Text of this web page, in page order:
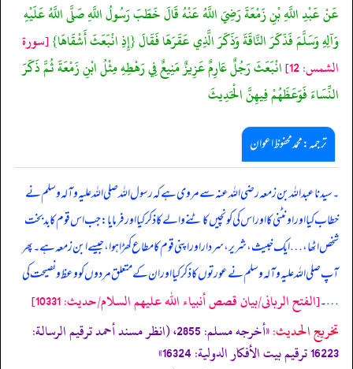
عَنْ عَبْدِ اللَّهِ بْنِ زَمْعَةَ رَضِيَ اللَّهُ عَنْهُ قَالَ خَطَبَ رَسُولُ اللَّهِ صَلَّى اللَّهُ عَلَيْهِ
وَآلِهِ وَسَلَّمَ فَذَكَرَ النَّاقَةَ وَذَكَرَ الَّذِي عَقَرَهَا فَقَالَ {إِذِ انْبَعَثَ أَشْقَاهَا}[سورة
الشمس: 12]
انْبَعَثَ رَجُلٌ عَارِمٌ عَزِيزٌ مَنِيعٌ فِي رَهْطِهِ مِثْلُ ابْنِ زَمْعَةَ ثُمَّ ذَكَرَ
النِّسَاءَ فَوَعَظَهُمْ فِيهِنَّ الْحَدِيثَ
ترجمہ:محمد محفوظ اعوان
۔ سیدنا عبدا للہ بن زمعہ رضی اللہ عنہ سے مروی ہے کہ رسول اللہ صلی اللہ علیہ وآلہ وسلم نے
خطاب کیا اور اونٹنی کا اور اس کی کونچیں کاٹنے والے کا ذکر کیا اور فرمایا: جب اس قوم کا بدبخت
شخص اٹھا، … ایک خبیث، شریر، سردار اور اپنی قوم کا مطاع کھڑا ہوا، جیسے ابن زمعہ ہے۔ پھر
آپ صلی اللہ علیہ وآلہ وسلم نے عورتوں کا ذکر کیا اور ان کے متعلق مردوں کو وعظ و نصیحت کی
…۔[الفتح الربانی/بيان قصص أنبياء الله عليهم السلام/حدیث: 10331]
تخریج الحدیث:
«أخرجه مسلم: 2855، (انظر مسند أحمد ترقيم الرسالة:
16223 ترقیم بيت الأفكار الدولية: 16324»